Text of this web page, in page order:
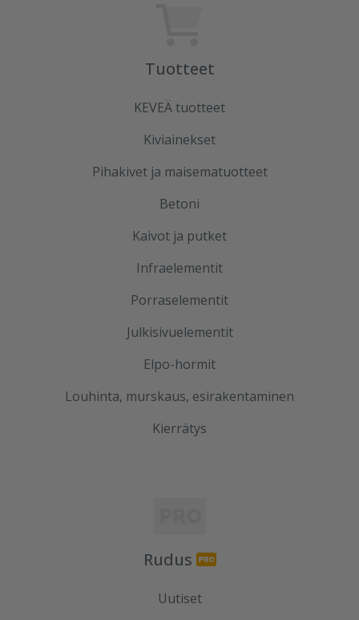
Tuotteet
KEVEÄ tuotteet
Kiviainekset
Pihakivet ja maisematuotteet
Betoni
Kaivot ja putket
Infraelementit
Porraselementit
Julkisivuelementit
Elpo-hormit
Louhinta, murskaus, esirakentaminen
Kierrätys
Rudus
Uutiset